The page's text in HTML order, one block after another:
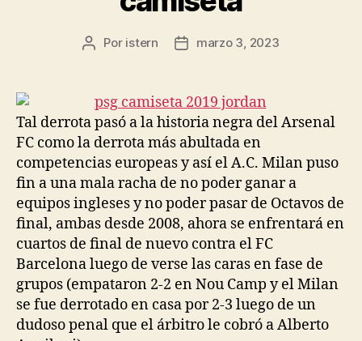
Autor
entrada
Por istern
Fecha
entrada
marzo 3, 2023
Tal derrota pasó a la historia negra del Arsenal
FC como la derrota más abultada en
competencias europeas y así el A.C. Milan puso
fin a una mala racha de no poder ganar a
equipos ingleses y no poder pasar de Octavos de
final, ambas desde 2008, ahora se enfrentará en
cuartos de final de nuevo contra el FC
Barcelona luego de verse las caras en fase de
grupos (empataron 2-2 en Nou Camp y el Milan
se fue derrotado en casa por 2-3 luego de un
dudoso penal que el árbitro le cobró a Alberto